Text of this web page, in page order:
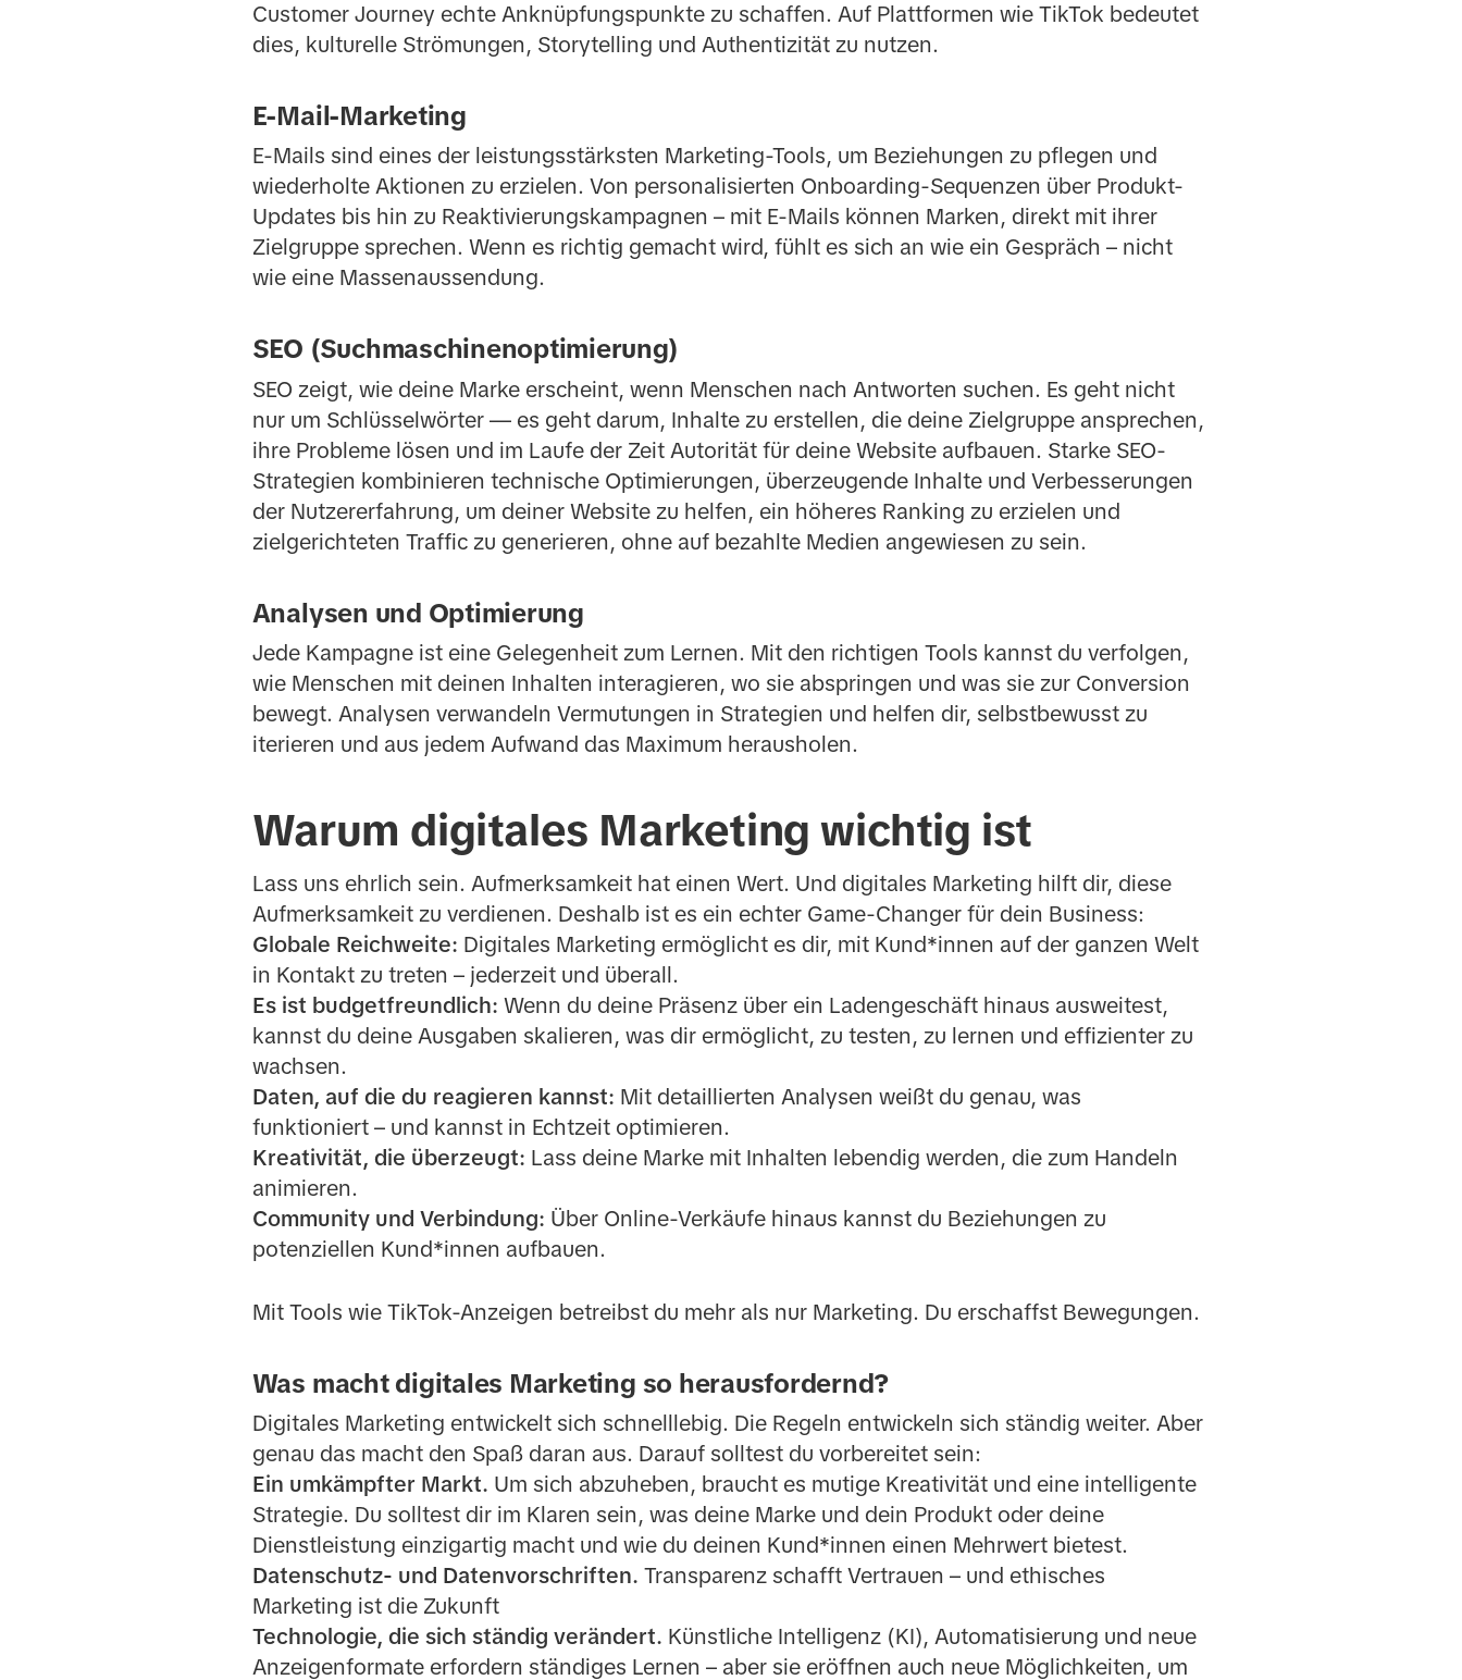
Customer Journey echte Anknüpfungspunkte zu schaffen. Auf Plattformen wie TikTok bedeutet
dies, kulturelle Strömungen, Storytelling und Authentizität zu nutzen.
E-Mail-Marketing
E-Mails sind eines der leistungsstärksten Marketing-Tools, um Beziehungen zu pflegen und
wiederholte Aktionen zu erzielen. Von personalisierten Onboarding-Sequenzen über Produkt-
Updates bis hin zu Reaktivierungskampagnen – mit E-Mails können Marken, direkt mit ihrer
Zielgruppe sprechen. Wenn es richtig gemacht wird, fühlt es sich an wie ein Gespräch – nicht
wie eine Massenaussendung.
SEO (Suchmaschinenoptimierung)
SEO zeigt, wie deine Marke erscheint, wenn Menschen nach Antworten suchen. Es geht nicht
nur um Schlüsselwörter — es geht darum, Inhalte zu erstellen, die deine Zielgruppe ansprechen,
ihre Probleme lösen und im Laufe der Zeit Autorität für deine Website aufbauen. Starke SEO-
Strategien kombinieren technische Optimierungen, überzeugende Inhalte und Verbesserungen
der Nutzererfahrung, um deiner Website zu helfen, ein höheres Ranking zu erzielen und
zielgerichteten Traffic zu generieren, ohne auf bezahlte Medien angewiesen zu sein.
Analysen und Optimierung
Jede Kampagne ist eine Gelegenheit zum Lernen. Mit den richtigen Tools kannst du verfolgen,
wie Menschen mit deinen Inhalten interagieren, wo sie abspringen und was sie zur Conversion
bewegt. Analysen verwandeln Vermutungen in Strategien und helfen dir, selbstbewusst zu
iterieren und aus jedem Aufwand das Maximum herausholen.
Warum digitales Marketing wichtig ist
Lass uns ehrlich sein. Aufmerksamkeit hat einen Wert. Und digitales Marketing hilft dir, diese
Aufmerksamkeit zu verdienen. Deshalb ist es ein echter Game-Changer für dein Business:
Globale Reichweite: Digitales Marketing ermöglicht es dir, mit Kund*innen auf der ganzen Welt
in Kontakt zu treten – jederzeit und überall.
Es ist budgetfreundlich: Wenn du deine Präsenz über ein Ladengeschäft hinaus ausweitest,
kannst du deine Ausgaben skalieren, was dir ermöglicht, zu testen, zu lernen und effizienter zu
wachsen.
Daten, auf die du reagieren kannst: Mit detaillierten Analysen weißt du genau, was
funktioniert – und kannst in Echtzeit optimieren.
Kreativität, die überzeugt: Lass deine Marke mit Inhalten lebendig werden, die zum Handeln
animieren.
Community und Verbindung: Über Online-Verkäufe hinaus kannst du Beziehungen zu
potenziellen Kund*innen aufbauen.
Mit Tools wie TikTok-Anzeigen betreibst du mehr als nur Marketing. Du erschaffst Bewegungen.
Was macht digitales Marketing so herausfordernd?
Digitales Marketing entwickelt sich schnelllebig. Die Regeln entwickeln sich ständig weiter. Aber
genau das macht den Spaß daran aus. Darauf solltest du vorbereitet sein:
Ein umkämpfter Markt. Um sich abzuheben, braucht es mutige Kreativität und eine intelligente
Strategie. Du solltest dir im Klaren sein, was deine Marke und dein Produkt oder deine
Dienstleistung einzigartig macht und wie du deinen Kund*innen einen Mehrwert bietest.
Datenschutz- und Datenvorschriften. Transparenz schafft Vertrauen – und ethisches
Marketing ist die Zukunft
Technologie, die sich ständig verändert. Künstliche Intelligenz (KI), Automatisierung und neue
Anzeigenformate erfordern ständiges Lernen – aber sie eröffnen auch neue Möglichkeiten, um